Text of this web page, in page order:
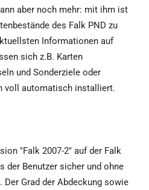
aber noch mehr: mit ihm ist
des Falk PND zu
Informationen auf
sich z.B. Karten
und Sonderziele oder
voll automatisch installiert.
"Falk 2007-2" auf der Falk
der Benutzer sicher und ohne
Grad der Abdeckung sowie